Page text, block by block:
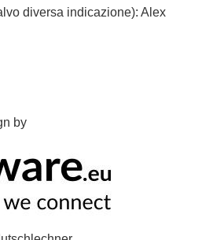
diversa indicazione): Alex
by